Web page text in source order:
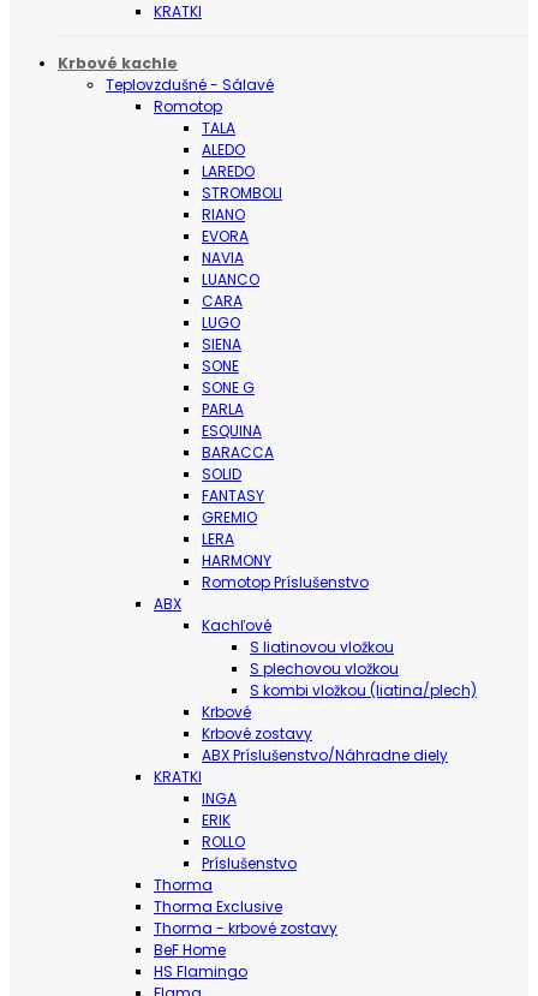
KRATKI
Krbové kachle
Teplovzdušné - Sálavé
Romotop
TALA
ALEDO
LAREDO
STROMBOLI
RIANO
EVORA
NAVIA
LUANCO
CARA
LUGO
SIENA
SONE
SONE G
PARLA
ESQUINA
BARACCA
SOLID
FANTASY
GREMIO
LERA
HARMONY
Romotop Príslušenstvo
ABX
Kachľové
S liatinovou vložkou
S plechovou vložkou
S kombi vložkou (liatina/plech)
Krbové
Krbové zostavy
ABX Príslušenstvo/Náhradne diely
KRATKI
INGA
ERIK
ROLLO
Príslušenstvo
Thorma
Thorma Exclusive
Thorma - krbové zostavy
BeF Home
HS Flamingo